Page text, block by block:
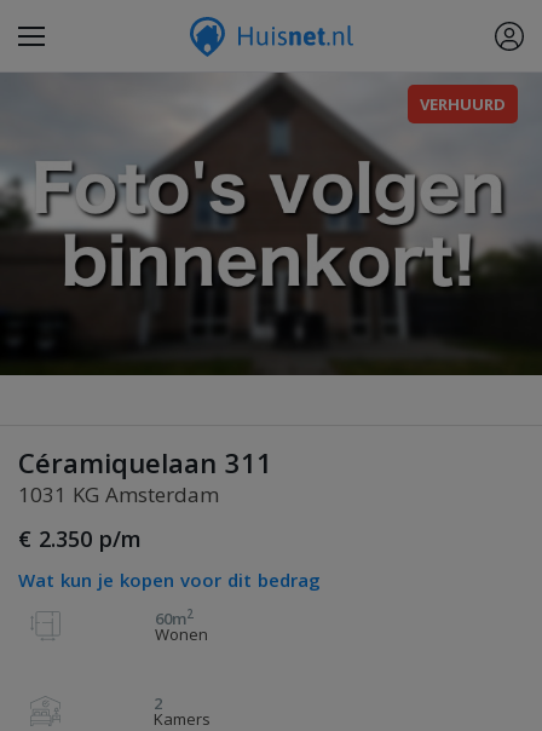
VERHUURD
Céramiquelaan 311
1031 KG Amsterdam
€ 2.350 p/m
Wat kun je kopen voor dit bedrag
60m2
Wonen
2
Kamers